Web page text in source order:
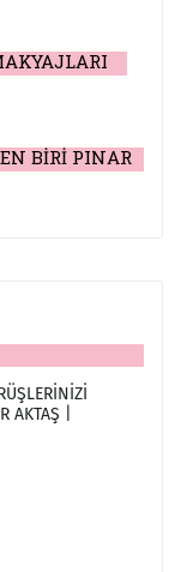
BİRİ PINAR
|